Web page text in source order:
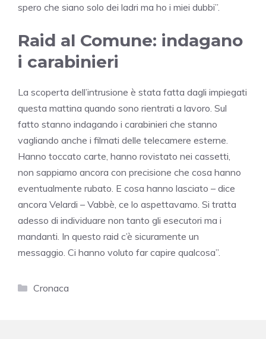
spero che siano solo dei ladri ma ho i miei dubbi”.
Raid al Comune: indagano
i carabinieri
La scoperta dell’intrusione è stata fatta dagli impiegati
questa mattina quando sono rientrati a lavoro. Sul
fatto stanno indagando i carabinieri che stanno
vagliando anche i filmati delle telecamere esterne.
Hanno toccato carte, hanno rovistato nei cassetti,
non sappiamo ancora con precisione che cosa hanno
eventualmente rubato. E cosa hanno lasciato – dice
ancora Velardi – Vabbè, ce lo aspettavamo. Si tratta
adesso di individuare non tanto gli esecutori ma i
mandanti. In questo raid c’è sicuramente un
messaggio. Ci hanno voluto far capire qualcosa”.
Categorie
Cronaca